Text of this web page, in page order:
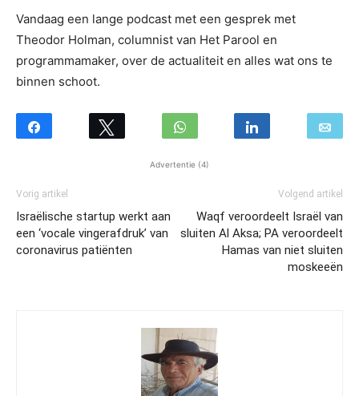
Vandaag een lange podcast met een gesprek met
Theodor Holman, columnist van Het Parool en
programmamaker, over de actualiteit en alles wat ons te
binnen schoot.
Advertentie (4)
Vorig artikel
Israëlische startup werkt aan
een ‘vocale vingerafdruk’ van
coronavirus patiënten
Volgend artikel
Waqf veroordeelt Israël van
sluiten Al Aksa; PA veroordeelt
Hamas van niet sluiten
moskeeën